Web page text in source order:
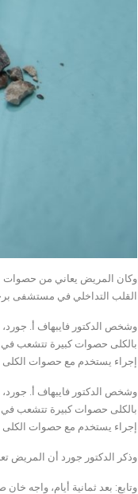
وكان المريض يعاني من حصوات
القلب التداخلي في مستشفى
وشخص الدكتور فايبهاف أ.
بالكلى حصوات كبيرة تتشعب في
إجراء يستخدم مع حصوات الكلى
وشخص الدكتور فايبهاف أ.
بالكلى حصوات كبيرة تتشعب في
إجراء يستخدم مع حصوات الكلى
وذكر الدكتور جورد أن المريض
وتابع: بعد ثمانية أيام، واجه